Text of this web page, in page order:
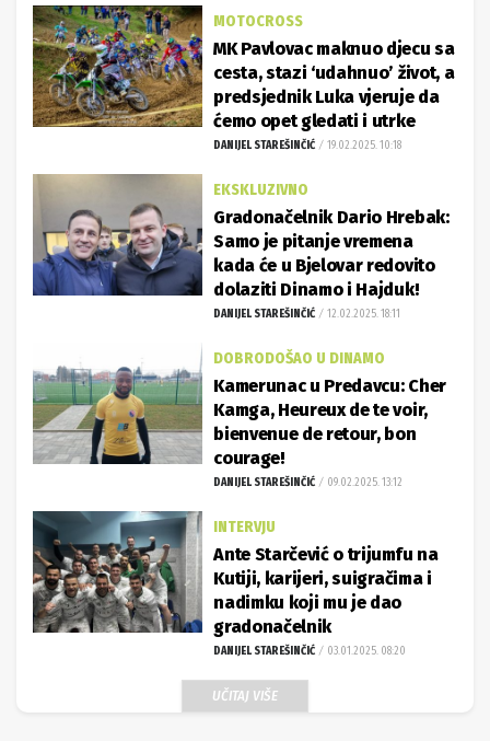
MOTOCROSS
MK Pavlovac maknuo djecu sa
cesta, stazi ‘udahnuo’ život, a
predsjednik Luka vjeruje da
ćemo opet gledati i utrke
DANIJEL STAREŠINČIĆ 19.02.2025. 10:18
EKSKLUZIVNO
Gradonačelnik Dario Hrebak:
Samo je pitanje vremena
kada će u Bjelovar redovito
dolaziti Dinamo i Hajduk!
DANIJEL STAREŠINČIĆ 12.02.2025. 18:11
DOBRODOŠAO U DINAMO
Kamerunac u Predavcu: Cher
Kamga, Heureux de te voir,
bienvenue de retour, bon
courage!
DANIJEL STAREŠINČIĆ 09.02.2025. 13:12
INTERVJU
Ante Starčević o trijumfu na
Kutiji, karijeri, suigračima i
nadimku koji mu je dao
gradonačelnik
DANIJEL STAREŠINČIĆ 03.01.2025. 08:20
UČITAJ VIŠE